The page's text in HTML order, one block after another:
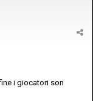
i giocatori son